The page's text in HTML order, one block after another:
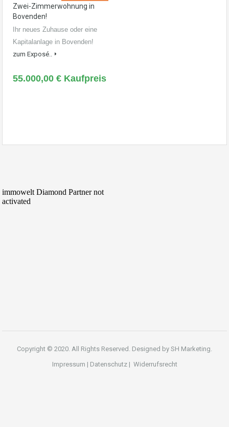
Zwei-Zimmerwohnung in
Bovenden!
Ihr neues Zuhause oder eine
Kapitalanlage in Bovenden!
zum Exposé..
55.000,00 € Kaufpreis
Copyright © 2020. All Rights Reserved. Designed by SH Marketing.
Impressum | Datenschutz| Widerrufsrecht